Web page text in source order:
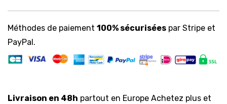
Méthodes de paiement 100% sécurisées par Stripe et
PayPal.
Livraison en 48h partout en Europe Achetez plus et